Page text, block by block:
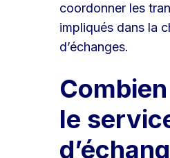
coordonner les
impliqués dans la
d’échanges.
le